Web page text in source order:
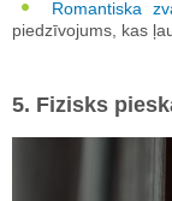
Romantiska
piedzīvojums, kas
5. Fizisks